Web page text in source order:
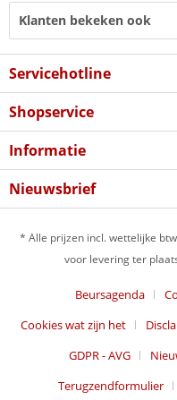
Klanten bekeken ook
Servicehotline
Shopservice
Informatie
Nieuwsbrief
* Alle prijzen incl. wettelijke
voor levering ter
Beursagenda
Cookies wat zijn het
GDPR - AVG
Terugzendformulier